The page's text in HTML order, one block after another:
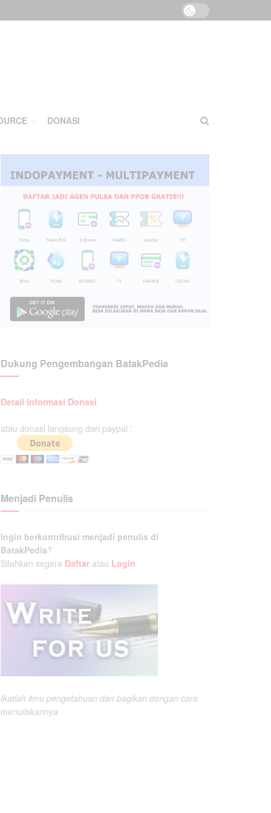
DONASI
Dukung Pengembangan BatakPedia
Detail Informasi Donasi
atau donasi langsung dari paypal :
Menjadi Penulis
Ingin berkontribusi menjadi penulis di
BatakPedia?
Silahkan segera Daftar atau Login
Ikatlah ilmu pengetahuan dan bagikan dengan cara
menuliskannya